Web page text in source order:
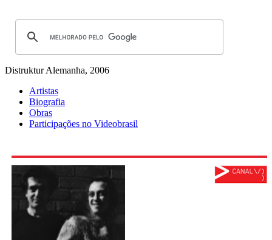
Distruktur Alemanha, 2006
Artistas
Biografia
Obras
Participações no Videobrasil